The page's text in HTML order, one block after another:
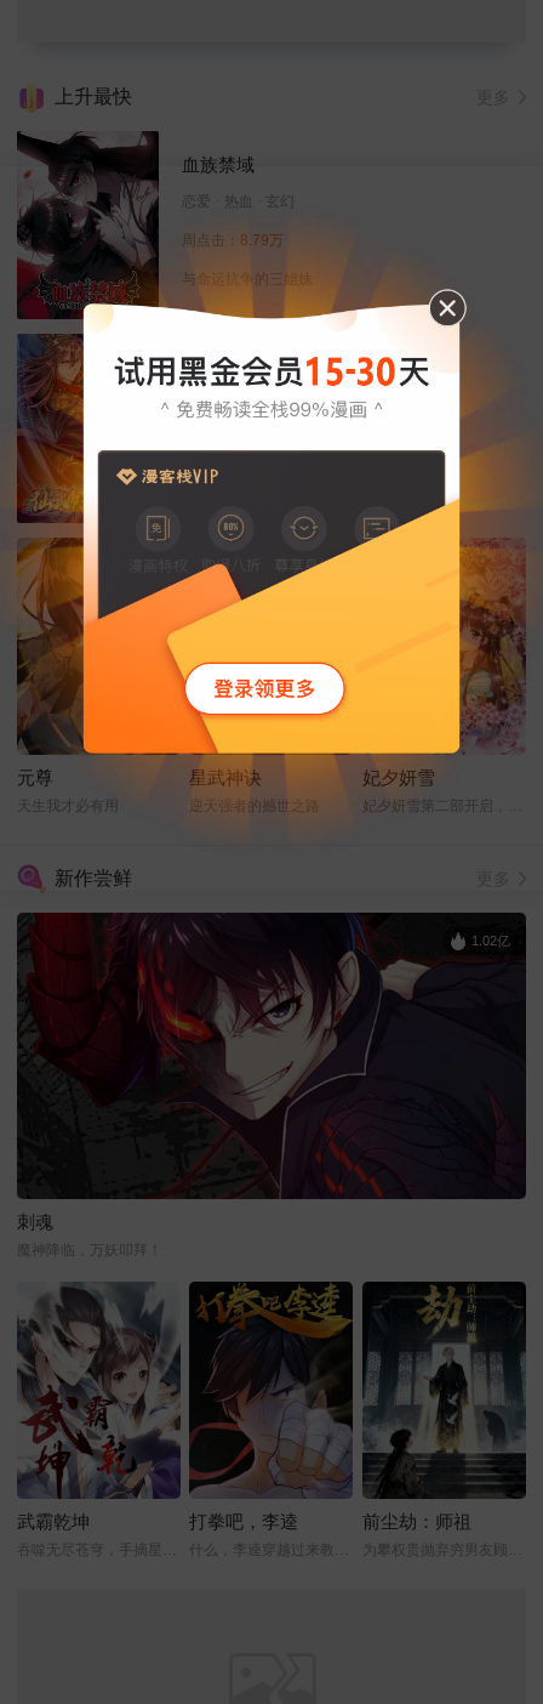
上升最快
血族禁域
恋爱 热血 玄幻
周点击： 8.79万
与命运抗争的三姐妹
仙武帝尊
修真 热血 玄幻
且看我置之死地而后生
元尊
天生我才必有用
星武神诀
逆天强者的撼世之路
妃夕妍雪
妃夕妍雪第二部开启，缘起之章
新作尝鲜
刺魂
魔神降临，万妖叩拜！
1.02亿
武霸乾坤
吞噬无尽苍穹，手摘星辰，力破乾坤！
打拳吧，李逵
什么，李逵穿越过来教我打拳？！
前尘劫：师祖
为攀权贵抛弃穷男友顾寒的林浅浅